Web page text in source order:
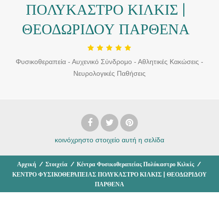
ΠΟΛΥΚΑΣΤΡΟ ΚΙΛΚΙΣ |
ΘΕΟΔΩΡΙΔΟΥ ΠΑΡΘΕΝΑ
Φυσικοθεραπεία - Αυχενικό Σύνδρομο - Αθλητικές Κακώσεις -
Νευρολογικές Παθήσεις
κοινόχρηστο στοιχείο αυτή η σελίδα
Αρχική / Στοιχεία / Κέντρα Φυσικοθεραπείας Πολύκαστρο Κιλκίς /
ΚΕΝΤΡΟ ΦΥΣΙΚΟΘΕΡΑΠΕΙΑΣ ΠΟΛΥΚΑΣΤΡΟ ΚΙΛΚΙΣ | ΘΕΟΔΩΡΙΔΟΥ
ΠΑΡΘΕΝΑ